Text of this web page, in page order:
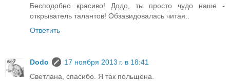
Бесподобно красиво! Додо, ты просто чудо наше -
открыватель талантов! Обзавидовалась читая..
Ответить
Dodo
17 ноября 2013 г. в 18:41
Светлана, спасибо. Я так польщена.